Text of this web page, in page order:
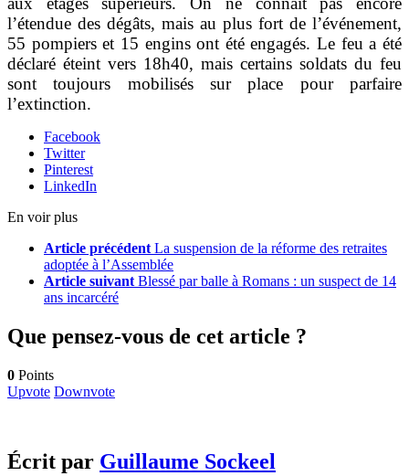
l’étendue des dégâts, mais au plus fort de l’événement,
55 pompiers et 15 engins ont été engagés. Le feu a été
déclaré éteint vers 18h40, mais certains soldats du feu
sont toujours mobilisés sur place pour parfaire
l’extinction.
Facebook
Twitter
Pinterest
LinkedIn
En voir plus
Article précédent La suspension de la réforme des retraites
adoptée à l’Assemblée
Article suivant Blessé par balle à Romans : un suspect de 14
ans incarcéré
Que pensez-vous de cet article ?
0 Points
Upvote Downvote
Écrit par Guillaume Sockeel